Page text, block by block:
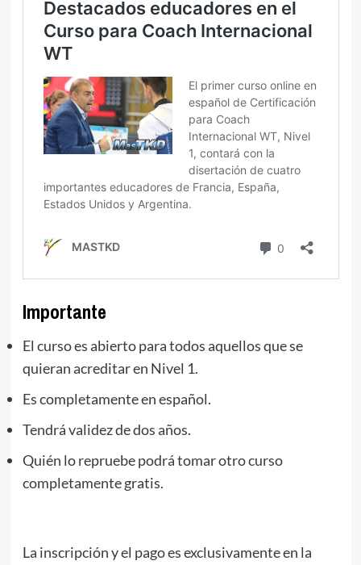
Importante
El curso es abierto para todos aquellos que se
quieran acreditar en Nivel 1.
Es completamente en español.
Tendrá validez de dos años.
Quién lo repruebe podrá tomar otro curso
completamente gratis.
La inscripción y el pago es exclusivamente en la